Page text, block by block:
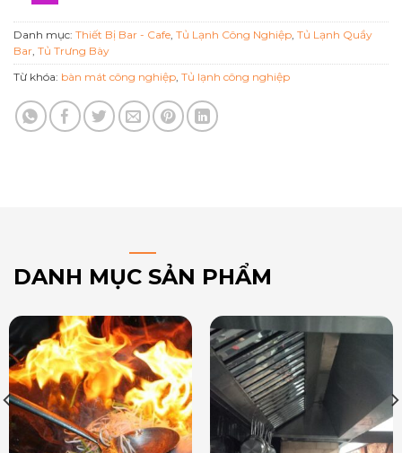
Danh mục: Thiết Bị Bar - Cafe, Tủ Lạnh Công Nghiệp, Tủ Lạnh Quầy
Bar, Tủ Trưng Bày
Từ khóa: bàn mát công nghiệp, Tủ lạnh công nghiệp
DANH MỤC SẢN PHẨM